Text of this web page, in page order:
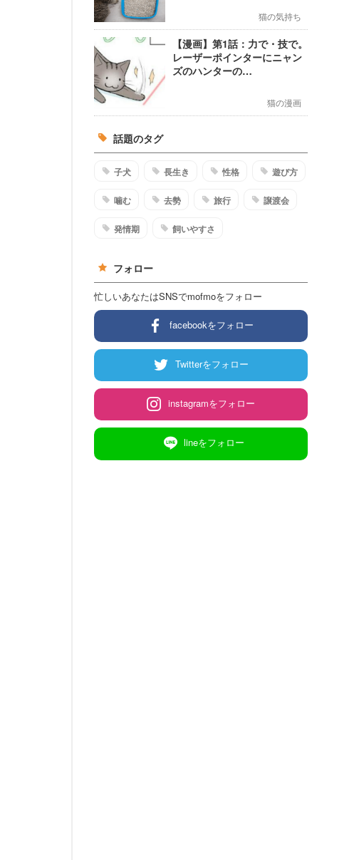
猫の気持ち
【漫画】第1話：力で・技で。
レーザーポインターにニャン
ズのハンターの…
猫の漫画
話題のタグ
子犬 長生き 性格 遊び方
噛む 去勢 旅行 譲渡会
発情期 飼いやすさ
フォロー
忙しいあなたはSNSでmofmoをフォロー
facebookをフォロー
Twitterをフォロー
instagramをフォロー
lineをフォロー